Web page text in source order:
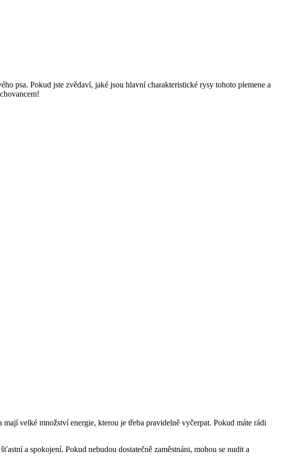
psa. Pokud jste zvědaví, jaké jsou hlavní charakteristické ‌rysy tohoto plemene a
velké množství energie, ‌kterou ‍je třeba pravidelně vyčerpat. Pokud máte rádi
⁣a spokojení. Pokud nebudou dostatečně zaměstnáni, mohou se nudit a